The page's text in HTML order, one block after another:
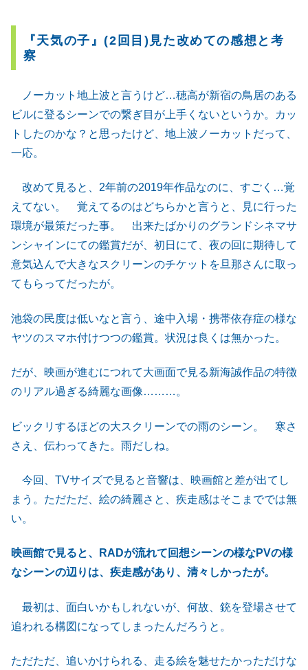
『天気の子』(2回目)見た改めての感想と考
察
ノーカット地上波と言うけど…穂高が新宿の鳥居のある
ビルに登るシーンでの繋ぎ目が上手くないというか。カッ
トしたのかな？と思ったけど、地上波ノーカットだって、
一応。
改めて見ると、2年前の2019年作品なのに、すごく…覚
えてない。 覚えてるのはどちらかと言うと、見に行った
環境が最策だった事。 出来たばかりのグランドシネマサ
ンシャインにての鑑賞だが、初日にて、夜の回に期待して
意気込んで大きなスクリーンのチケットを旦那さんに取っ
てもらってだったが。
池袋の民度は低いなと言う、途中入場・携帯依存症の様な
ヤツのスマホ付けつつの鑑賞。状況は良くは無かった。
だが、映画が進むにつれて大画面で見る新海誠作品の特徴
のリアル過ぎる綺麗な画像………。
ビックリするほどの大スクリーンでの雨のシーン。 寒さ
さえ、伝わってきた。雨だしね。
今回、TVサイズで見ると音響は、映画館と差が出てし
まう。ただただ、絵の綺麗さと、疾走感はそこまででは無
い。
映画館で見ると、RADが流れて回想シーンの様なPVの様
なシーンの辺りは、疾走感があり、清々しかったが。
最初は、面白いかもしれないが、何故、銃を登場させて
追われる構図になってしまったんだろうと。
ただただ、追いかけられる、走る絵を魅せたかっただけな